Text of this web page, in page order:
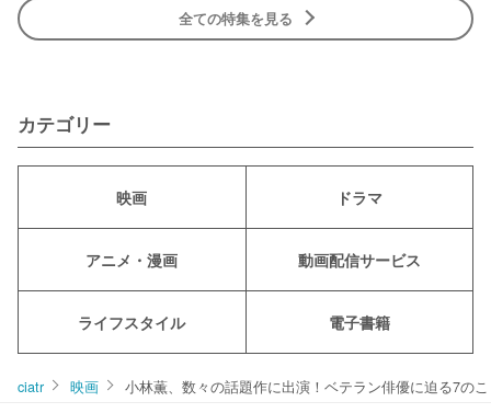
全ての特集を見る
カテゴリー
映画 ドラマ
アニメ・漫画 動画配信サービス
ライフスタイル 電子書籍
ciatr 映画 小林薫、数々の話題作に出演！ベテラン俳優に迫る7の